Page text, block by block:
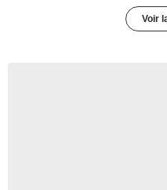
Voir